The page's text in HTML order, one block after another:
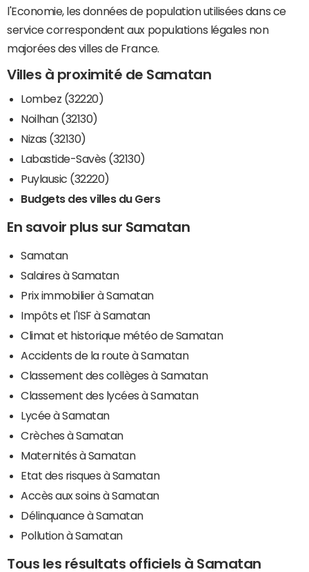
l'Economie, les données de population utilisées dans ce
service correspondent aux populations légales non
majorées des villes de France.
Villes à proximité de Samatan
Lombez (32220)
Noilhan (32130)
Nizas (32130)
Labastide-Savès (32130)
Puylausic (32220)
Budgets des villes du Gers
En savoir plus sur Samatan
Samatan
Salaires à Samatan
Prix immobilier à Samatan
Impôts et l'ISF à Samatan
Climat et historique météo de Samatan
Accidents de la route à Samatan
Classement des collèges à Samatan
Classement des lycées à Samatan
Lycée à Samatan
Crèches à Samatan
Maternités à Samatan
Etat des risques à Samatan
Accès aux soins à Samatan
Délinquance à Samatan
Pollution à Samatan
Tous les résultats officiels à Samatan